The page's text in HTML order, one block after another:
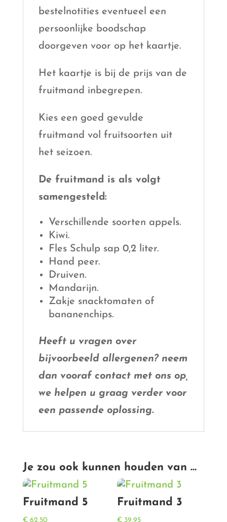
bestelnotities eventueel een
persoonlijke boodschap
doorgeven voor op het kaartje.
Het kaartje is bij de prijs van de
fruitmand inbegrepen.
Kies een goed gevulde
fruitmand vol fruitsoorten uit
het seizoen.
De fruitmand is als volgt
samengesteld:
Verschillende soorten appels.
Kiwi.
Fles Schulp sap 0,2 liter.
Hand peer.
Druiven.
Mandarijn.
Zakje snacktomaten of
bananenchips.
Heeft u vragen over
bijvoorbeeld allergenen? neem
dan vooraf contact met ons op,
we helpen u graag verder voor
een passende oplossing.
Je zou ook kunnen houden van …
Fruitmand 5
€62,50
Fruitmand 3
€ 39,95